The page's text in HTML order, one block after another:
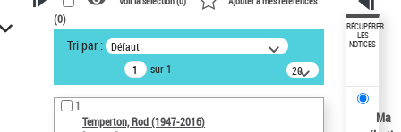
VOTRE RECHERCHE
Recherche avancée dans les
notices d’autorité
Œuvres liées à l'auteur :
Temperton, Rod (1947-2016)
(0)
Tri par : Défaut
sur 1
20
résultats/page
1
Temperton, Rod (1947-2016)
RÉCUPÉRER
LES
NOTICES
Ma